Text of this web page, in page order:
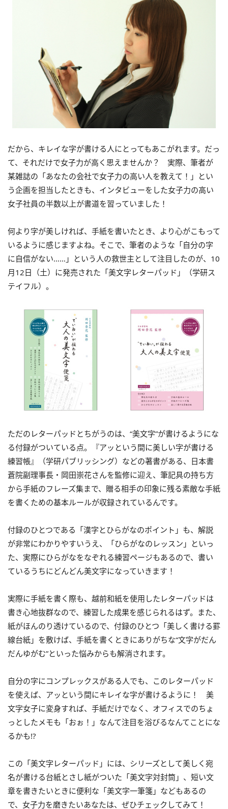
だから、キレイな字が書ける人にとってもあこがれます。だっ
て、それだけで女子力が高く思えませんか？ 実際、筆者が
某雑誌の「あなたの会社で女子力の高い人を教えて！」とい
う企画を担当したときも、インタビューをした女子力の高い
女子社員の半数以上が書道を習っていました！
何より字が美しければ、手紙を書いたとき、より心がこもって
いるように感じますよね。そこで、筆者のような「自分の字
に自信がない……」という人の救世主として注目したのが、10
月12日（土）に発売された「美文字レターパッド」（学研ス
テイフル）。
ただのレターパッドとちがうのは、“美文字”が書けるようにな
る付録がついている点。『アッという間に美しい字が書ける
練習帳』（学研パブリッシング）などの著書がある、日本書
蒼院副理事長・岡田崇花さんを監修に迎え、筆記具の持ち方
から手紙のフレーズ集まで、贈る相手の印象に残る素敵な手紙
を書くための基本ルールが収録されているんです。
付録のひとつである「漢字とひらがなのポイント」も、解説
が非常にわかりやすいうえ、「ひらがなのレッスン」といっ
た、実際にひらがなをなぞれる練習ページもあるので、書い
ているうちにどんどん美文字になっていきます！
実際に手紙を書く際も、越前和紙を使用したレターパッドは
書き心地抜群なので、練習した成果を感じられるはず。また、
紙がほんのり透けているので、付録のひとつ「美しく書ける罫
線台紙」を敷けば、手紙を書くときにありがちな“文字がだん
だんゆがむ”といった悩みからも解消されます。
自分の字にコンプレックスがある人でも、このレターパッド
を使えば、アッという間にキレイな字が書けるように！ 美
文字女子に変身すれば、手紙だけでなく、オフィスでのちょ
っとしたメモも「おぉ！」なんて注目を浴びるなんてことにな
るかも!?
この「美文字レターパッド」には、シリーズとして美しく宛
名が書ける台紙とさし紙がついた「美文字対封筒」、短い文
章を書きたいときに便利な「美文字一筆箋」などもあるの
で、女子力を磨きたいあなたは、ぜひチェックしてみて！